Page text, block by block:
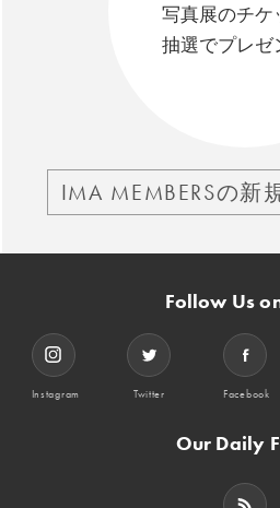
写真展のチケ
抽選でプレゼ
IMA MEMBERSの新
Follow Us
Instagram Twitter Facebook
Our Daily